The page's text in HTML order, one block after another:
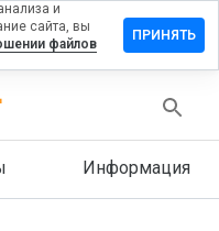
Информация
и
сайта, вы
файлов
ПРИНЯТЬ